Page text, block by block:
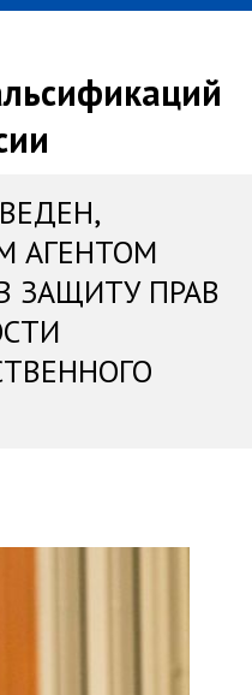
АГЕНТОМ
ЗАЩИТУ ПРАВ